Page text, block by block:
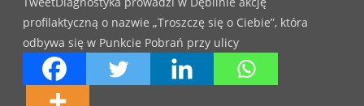
profilaktyczną o nazwie „Troszczę się o Ciebie”, która
odbywa się w Punkcie Pobrań przy ulicy